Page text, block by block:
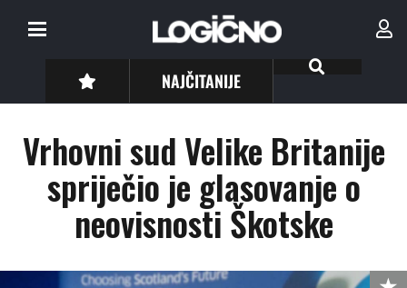
NAJČITANIJE
Vrhovni sud Velike Britanije
spriječio je glasovanje o
neovisnosti Škotske